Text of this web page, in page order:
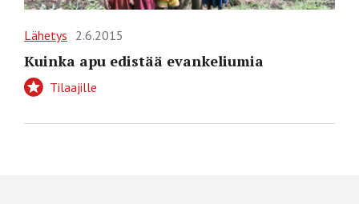
Lähetys 2.6.2015
Kuinka apu edistää evankeliumia
Tilaajille